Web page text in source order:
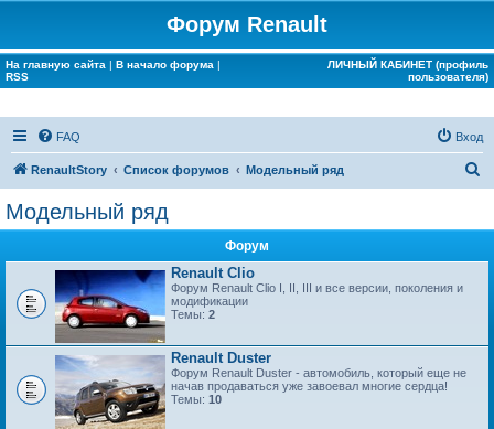
Форум Renault
На главную сайта | В начало форума |
RSS
ЛИЧНЫЙ КАБИНЕТ (профиль
пользователя)
FAQ Вход
RenaultStory Список форумов Модельный ряд
Модельный ряд
Форум
Renault Clio
Форум Renault Clio I, II, III и все версии, поколения и
модификации
Темы: 2
Renault Duster
Форум Renault Duster - автомобиль, который еще не
начав продаваться уже завоевал многие сердца!
Темы: 10